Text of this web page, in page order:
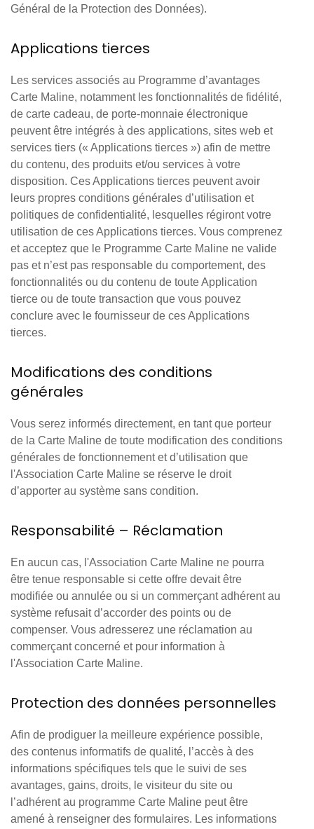
Général de la Protection des Données).
Applications tierces
Les services associés au Programme d’avantages
Carte Maline, notamment les fonctionnalités de fidélité,
de carte cadeau, de porte-monnaie électronique
peuvent être intégrés à des applications, sites web et
services tiers (« Applications tierces ») afin de mettre
du contenu, des produits et/ou services à votre
disposition. Ces Applications tierces peuvent avoir
leurs propres conditions générales d’utilisation et
politiques de confidentialité, lesquelles régiront votre
utilisation de ces Applications tierces. Vous comprenez
et acceptez que le Programme Carte Maline ne valide
pas et n’est pas responsable du comportement, des
fonctionnalités ou du contenu de toute Application
tierce ou de toute transaction que vous pouvez
conclure avec le fournisseur de ces Applications
tierces.
Modifications des conditions
générales
Vous serez informés directement, en tant que porteur
de la Carte Maline de toute modification des conditions
générales de fonctionnement et d’utilisation que
l'Association Carte Maline se réserve le droit
d’apporter au système sans condition.
Responsabilité – Réclamation
En aucun cas, l'Association Carte Maline ne pourra
être tenue responsable si cette offre devait être
modifiée ou annulée ou si un commerçant adhérent au
système refusait d’accorder des points ou de
compenser. Vous adresserez une réclamation au
commerçant concerné et pour information à
l'Association Carte Maline.
Protection des données personnelles
Afin de prodiguer la meilleure expérience possible,
des contenus informatifs de qualité, l’accès à des
informations spécifiques tels que le suivi de ses
avantages, gains, droits, le visiteur du site ou
l’adhérent au programme Carte Maline peut être
amené à renseigner des formulaires. Les informations